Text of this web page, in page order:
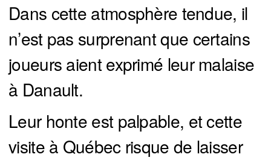
Dans cette atmosphère tendue, il
n’est pas surprenant que certains
joueurs aient exprimé leur malaise
à Danault.
Leur honte est palpable, et cette
visite à Québec risque de laisser